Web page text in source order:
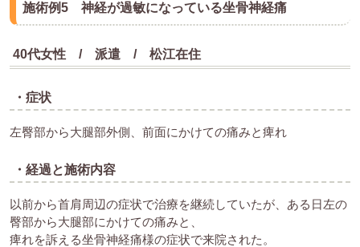
施術例5 神経が過敏になっている坐骨神経痛
40代女性 / 派遣 / 松江在住
・症状
左臀部から大腿部外側、前面にかけての痛みと痺れ
・経過と施術内容
以前から首肩周辺の症状で治療を継続していたが、ある日左の
臀部から大腿部にかけての痛みと、
痺れを訴える坐骨神経痛様の症状で来院された。